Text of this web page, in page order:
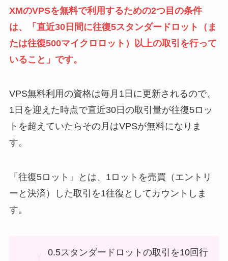
XMのVPSを無料で利用するための2つ目の条件
は、「直近30日間に往復5スタンダードロット（ま
たは往復500マイクロロット）以上の取引を行って
いること」です。
VPS無料利用の資格は毎月1日に更新されるので、
1日を迎えた時点で直近30日の取引量が往復5ロッ
トを超えていたらその月はVPSが無料になりま
す。
「往復5ロット」とは、1ロットを売買（エントリ
ーと決済）した取引を1往復としてカウントしま
す。
0.5スタンダードロットの取引を10回行